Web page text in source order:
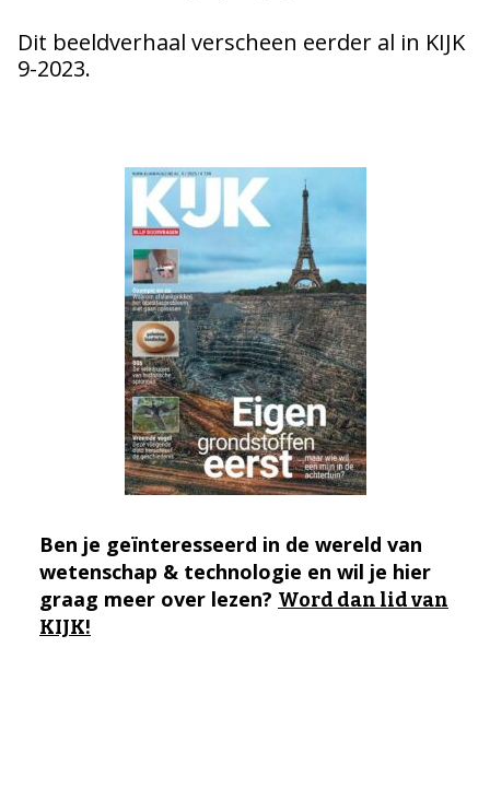
Dit beeldverhaal verscheen eerder al in KIJK
9-2023.
Ben je geïnteresseerd in de wereld van
wetenschap & technologie en wil je hier
graag meer over lezen? Word dan lid van
KIJK!